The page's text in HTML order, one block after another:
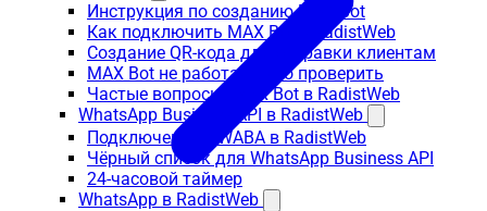
Инструкция по созданию MAX Bot
Как подключить MAX Bot в RadistWeb
Создание QR-кода для отправки клиентам
MAX Bot не работает: что проверить
Частые вопросы: MAX Bot в RadistWeb
WhatsApp Business API в RadistWeb
Подключение к WABA в RadistWeb
Чёрный список для WhatsApp Business API
24-часовой таймер
WhatsApp в RadistWeb